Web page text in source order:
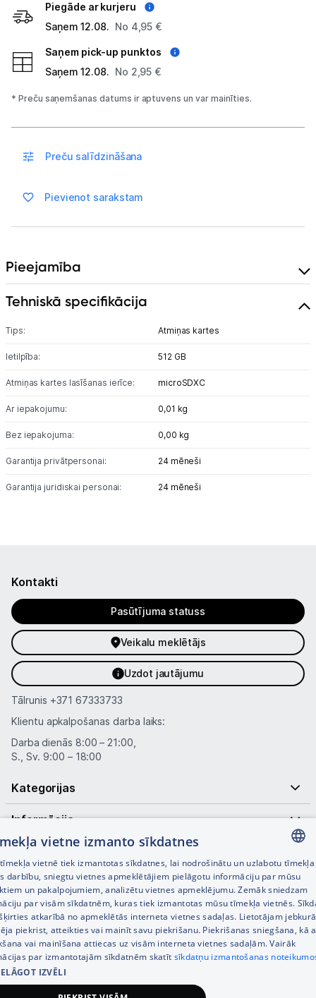
Atmiņas kartes
Akumulatori (Power bank)
Auto telefona turētāji
Piederumi
Viedierīces
Sadzīves tehnika
Skaistumkopšana
Blogs
Tehnikas izvešana
Uzņēmumiem
Tet pakalpojumi
Kontakti
Informācija
Piegāde ar kurjeru
Saņem 12.08. No 4,95 €
Saņem pick-up punktos
Saņem 12.08. No 2,95 €
* Preču saņemšanas datums ir aptuvens un var mainīties.
Preču salīdzināšana
Pievienot sarakstam
Pieejamība
Tehniskā specifikācija
Tips: Atmiņas kartes
Ietilpība: 512 GB
Atmiņas kartes lasīšanas ierīce: microSDXC
Ar iepakojumu: 0,01 kg
Bez iepakojuma: 0,00 kg
Garantija privātpersonai: 24 mēneši
Garantija juridiskai personai: 24 mēneši
Kontakti
Pasūtījuma statuss
Veikalu meklētājs
Uzdot jautājumu
Tālrunis +371 67333733
Klientu apkalpošanas darba laiks:
Darba dienās 8:00 – 21:00,
S., Sv. 9:00 – 18:00
Kategorijas
Informācija
Noderīgas saites
© SIA Tet 2026 -
LATVIAN
RUSSIAN
ENGLISH
vietne izmanto sīkdatnes
vietnē tiek izmantotas sīkdatnes, lai nodrošinātu un uzlabotu tīmekļa
darbību, sniegtu vietnes apmeklētājiem pielāgotu informāciju par mūsu
un pakalpojumiem, analizētu vietnes apmeklējumu. Zemāk sniedzam
par visām sīkdatnēm, kuras tiek izmantotas mūsu tīmekļa vietnēs.
atkarībā no apmeklētās interneta vietnes sadaļas. Lietotājam
piekrist, atteikties vai mainīt savu piekrišanu. Piekrišanas sniegšana, kā
vai mainīšana attiecas uz visām interneta vietnes sadaļām. Vairāk
par izmantotajām sīkdatnēm skatīt sīkdatņu izmantošanas
IZVĒLI